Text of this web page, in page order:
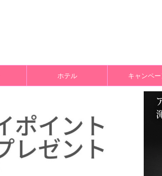
ホテル キャンペー